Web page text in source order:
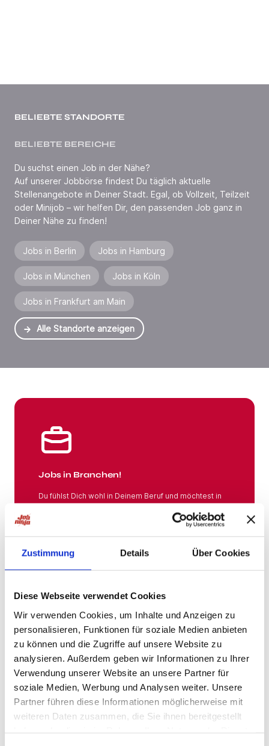
Zustimmung Details Über Cookies
Diese Webseite verwendet Cookies
Wir verwenden Cookies, um Inhalte und Anzeigen zu
personalisieren, Funktionen für soziale Medien anbieten
zu können und die Zugriffe auf unsere Website zu
analysieren. Außerdem geben wir Informationen zu Ihrer
Verwendung unserer Website an unsere Partner für
soziale Medien, Werbung und Analysen weiter. Unsere
Partner führen diese Informationen möglicherweise mit
weiteren Daten zusammen, die Sie ihnen bereitgestellt
BELIEBTE STANDORTE
BELIEBTE BEREICHE
Du suchst einen Job in der Nähe?
Auf unserer Jobbörse findest Du täglich aktuelle
Stellenangebote in Deiner Stadt. Egal, ob Vollzeit, Teilzeit
oder Minijob – wir helfen Dir, den passenden Job ganz in
Deiner Nähe zu finden!
Jobs in Berlin Jobs in Hamburg
Jobs in München Jobs in Köln
Jobs in Frankfurt am Main
Alle Standorte anzeigen
Jobs in Branchen!
Du fühlst Dich wohl in Deinem Beruf und möchtest in
Mehr
Jobs in Branchen
Jobs in der Nähe!
Auf unserer Plattform findest Du eine große Auswahl
an Stellenangeboten, die nach Städten sortiert sind,
suchen kannst. Egal, ob Du eine neue
Herausforderung suchst, einen beruflichen Wechsel
planst oder einfach eine Stelle in Deinem aktuellen